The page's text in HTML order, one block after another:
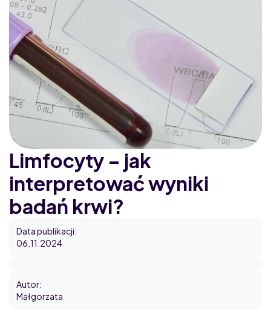
Home
Limfocyty – jak
interpretować wyniki
badań krwi?
Data publikacji:
06.11.2024
Autor:
Małgorzata